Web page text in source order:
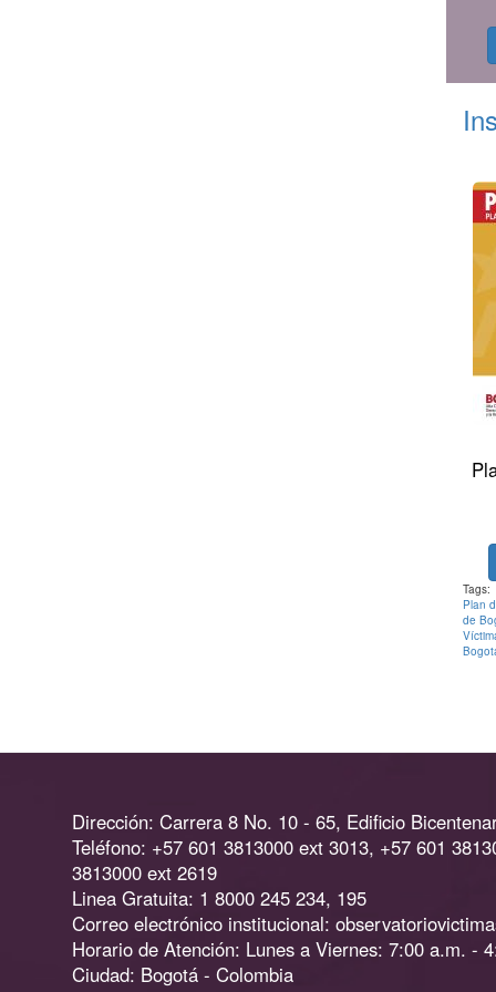
Tags:
Plan
de
Dirección: Carrera 8 No. 10 - 65, Edificio
Teléfono: +57 601 3813000 ext 3013, +57 601
3813000 ext 2619
Linea Gratuita: 1 8000 245 234, 195
Correo electrónico institucional:
Horario de Atención: Lunes a Viernes: 7:00 a.m. -
Ciudad: Bogotá - Colombia